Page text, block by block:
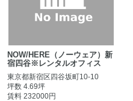
NOW/HERE（ノーウェア）新
宿四谷※レンタルオフィス
東京都新宿区四谷坂町10-10
坪数 4.69坪
賃料 232000円